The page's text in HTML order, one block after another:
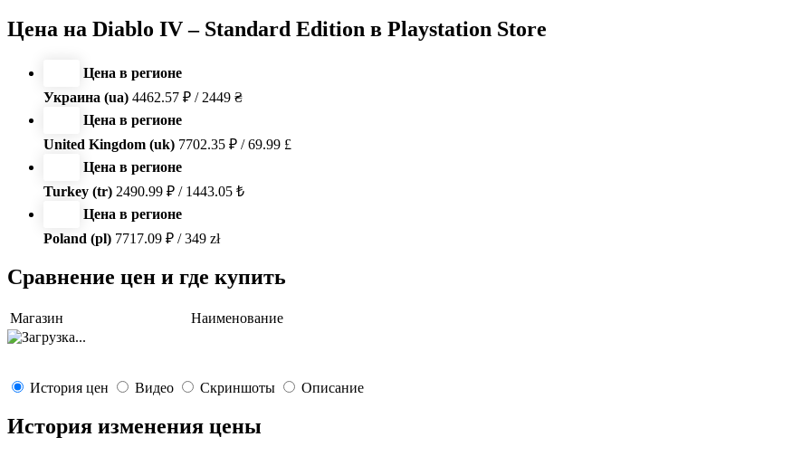
Цена на Diablo IV – Standard Edition в Playstation Store
Цена в регионе
Украина (ua) 4462.57 ₽ / 2449 ₴
Цена в регионе
United Kingdom (uk) 7702.35 ₽ / 69.99 £
Цена в регионе
Turkey (tr) 2490.99 ₽ / 1443.05 ₺
Цена в регионе
Poland (pl) 7717.09 ₽ / 349 zł
Сравнение цен и где купить
Магазин Наименование
История цен Видео Скриншоты Описание
История изменения цены